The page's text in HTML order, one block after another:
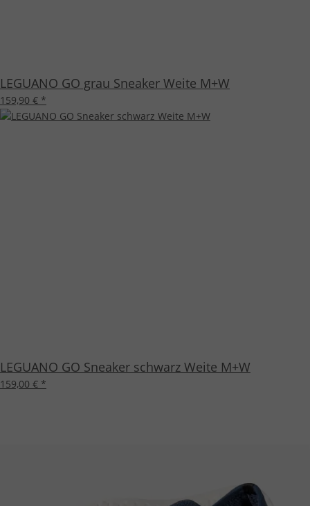
LEGUANO GO grau Sneaker Weite M+W
159,90 € *
LEGUANO GO Sneaker schwarz Weite M+W
159,00 € *